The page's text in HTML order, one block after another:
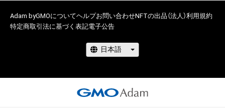
Adam byGMOについてヘルプお問い合わせNFTの出品（法人）利用規約
特定商取引法に基づく表記電子公告